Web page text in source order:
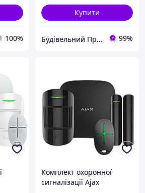
100%
Купити
Будівельний Простір 99%
Комплект охоронної
сигналізації Ajax